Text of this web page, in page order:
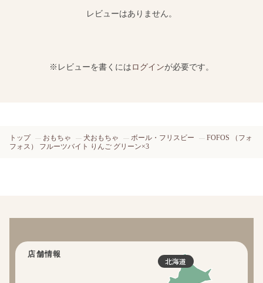
レビューはありません。
※レビューを書くにはログインが必要です。
トップ おもちゃ 犬おもちゃ ボール・フリスビー
FOFOS （フォ
フォス） フルーツバイト りんご グリーン×3
店舗情報
北海道